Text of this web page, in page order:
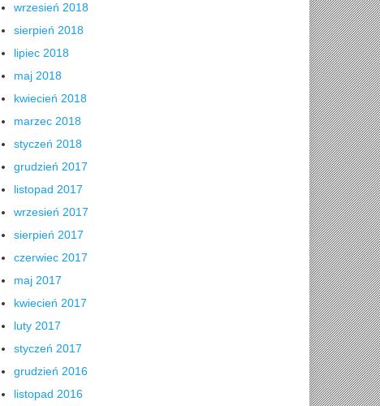
wrzesień 2018
sierpień 2018
lipiec 2018
maj 2018
kwiecień 2018
marzec 2018
styczeń 2018
grudzień 2017
listopad 2017
wrzesień 2017
sierpień 2017
czerwiec 2017
maj 2017
kwiecień 2017
luty 2017
styczeń 2017
grudzień 2016
listopad 2016